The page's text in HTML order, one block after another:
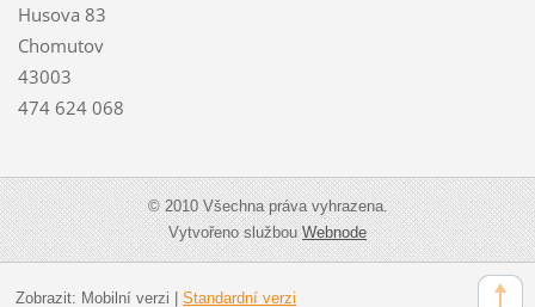
Husova 83
Chomutov
43003
474 624 068
© 2010 Všechna práva vyhrazena.
Vytvořeno službouWebnode
Zobrazit: Mobilní verzi Standardní verzi